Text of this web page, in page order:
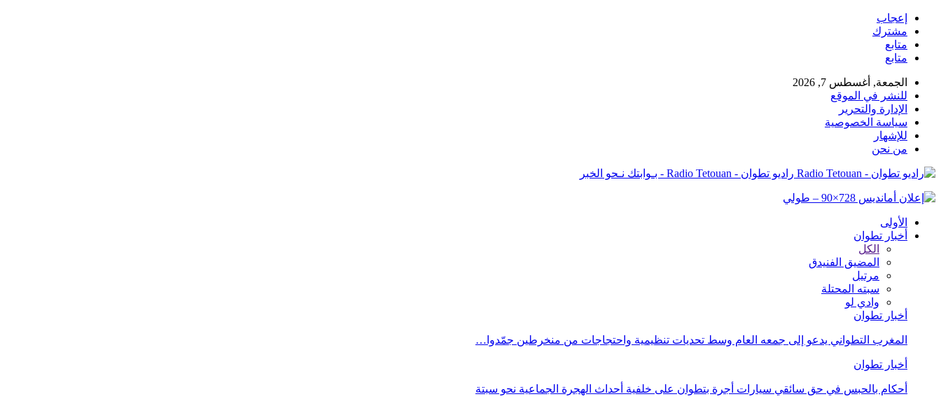
إعجاب
مشترك
متابع
متابع
الجمعة, أغسطس 7, 2026
للنشر في الموقع
الإدارة والتحرير
سياسة الخصوصية
للإشهار
من نحن
راديو تطوان - Radio Tetouan - بـوابتك نـحو الخبر
الأولى
أخبار تطوان
الكل
المضيق الفنيدق
مرتيل
سبته المحتلة
وادي لو
أخبار تطوان
المغرب التطواني يدعو إلى جمعه العام وسط تحديات تنظيمية واحتجاجات من منخرطين جمّدوا…
أخبار تطوان
أحكام بالحبس في حق سائقي سيارات أجرة بتطوان على خلفية أحداث الهجرة الجماعية نحو سبتة